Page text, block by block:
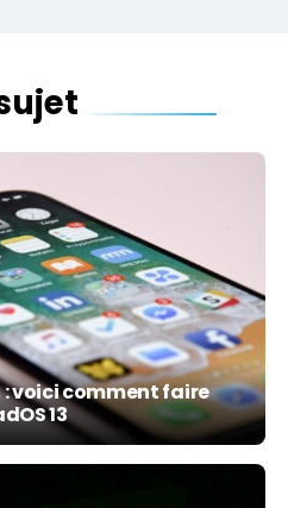
: voici comment faire
13